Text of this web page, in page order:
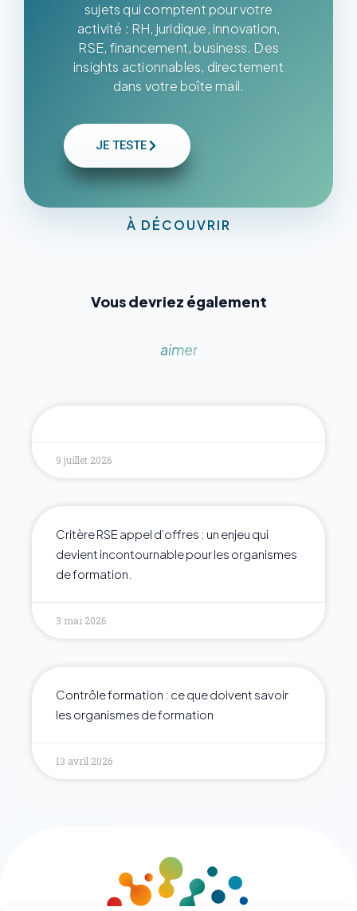
sujets qui comptent pour votre
activité : RH, juridique, innovation,
RSE, financement, business. Des
insights actionnables, directement
dans votre boîte mail.
JE TESTE
À DÉCOUVRIR
Vous devriez également
aimer
9 juillet 2026
Critère RSE appel d’offres : un enjeu qui
devient incontournable pour les organismes
de formation.
3 mai 2026
Contrôle formation : ce que doivent savoir
les organismes de formation
13 avril 2026